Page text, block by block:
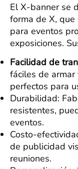
El X-banner se
forma de X,
para eventos
exposiciones.
Facilidad de
fáciles de
perfectos para
Durabilidad:
resistentes,
eventos.
Costo-
de publicidad
reuniones.